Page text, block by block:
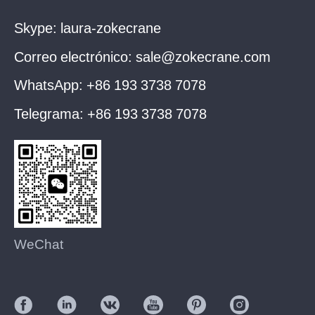
Skype: laura-zokecrane
Correo electrónico: sale@zokecrane.com
WhatsApp: +86 193 3738 7078
Telegrama: +86 193 3738 7078
WeChat